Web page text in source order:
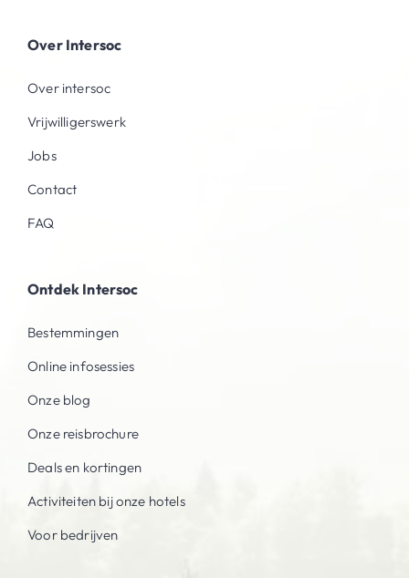
Over Intersoc
Over intersoc
Vrijwilligerswerk
Jobs
Contact
FAQ
Ontdek Intersoc
Bestemmingen
Online infosessies
Onze blog
Onze reisbrochure
Deals en kortingen
Activiteiten bij onze hotels
Voor bedrijven